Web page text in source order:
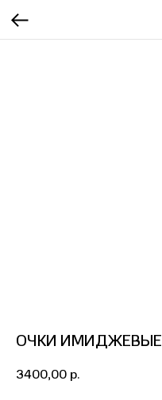
ОЧКИ ИМИДЖЕВЫЕ
3400,00 р.